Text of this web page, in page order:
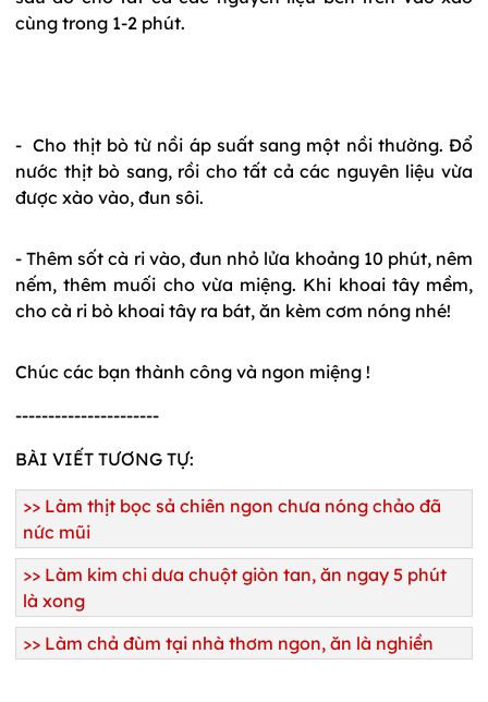
cùng trong 1-2 phút.
- Cho thịt bò từ nồi áp suất sang một nồi thường. Đổ
nước thịt bò sang, rồi cho tất cả các nguyên liệu vừa
được xào vào, đun sôi.
- Thêm sốt cà ri vào, đun nhỏ lửa khoảng 10 phút, nêm
nếm, thêm muối cho vừa miệng. Khi khoai tây mềm,
cho cà ri bò khoai tây ra bát, ăn kèm cơm nóng nhé!
Chúc các bạn thành công và ngon miệng !
----------------------
BÀI VIẾT TƯƠNG TỰ:
>> Làm thịt bọc sả chiên ngon chưa nóng chảo đã
nức mũi
>> Làm kim chi dưa chuột giòn tan, ăn ngay 5 phút
là xong
>> Làm chả đùm tại nhà thơm ngon, ăn là nghiền